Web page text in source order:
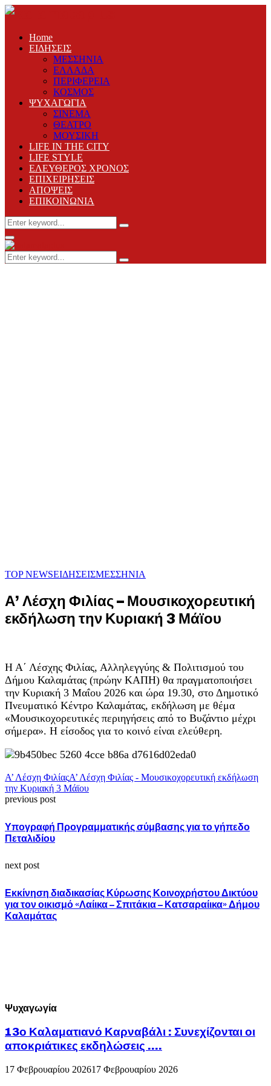
Home
ΕΙΔΗΣΕΙΣ
ΜΕΣΣΗΝΙΑ
ΕΛΛΑΔΑ
ΠΕΡΙΦΕΡΕΙΑ
ΚΟΣΜΟΣ
ΨΥΧΑΓΩΓΙΑ
ΣΙΝΕΜΑ
ΘΕΑΤΡΟ
ΜΟΥΣΙΚΗ
LIFE IN THE CITY
LIFE STYLE
ΕΛΕΥΘΕΡΟΣ ΧΡΟΝΟΣ
ΕΠΙΧΕΙΡΗΣΕΙΣ
ΑΠΟΨΕΙΣ
ΕΠΙΚΟΙΝΩΝΙΑ
Search
for:
Search
Primary
Menu
Search
for:
Search
TOP NEWSΕΙΔΗΣΕΙΣΜΕΣΣΗΝΙΑ
Α’ Λέσχη Φιλίας – Μουσικοχορευτική
εκδήλωση την Κυριακή 3 Μάϊου
Η Α΄ Λέσχης Φιλίας, Αλληλεγγύης & Πολιτισμού του
Δήμου Καλαμάτας (πρώην ΚΑΠΗ) θα πραγματοποιήσει
την Κυριακή 3 Μαΐου 2026 και ώρα 19.30, στο Δημοτικό
Πνευματικό Κέντρο Καλαμάτας, εκδήλωση με θέμα
«Μουσικοχορευτικές περιηγήσεις από το Βυζάντιο μέχρι
σήμερα». Η είσοδος για το κοινό είναι ελεύθερη.
Α’ Λέσχη ΦιλίαςΑ’ Λέσχη Φιλίας - Μουσικοχορευτική εκδήλωση
την Κυριακή 3 Μάϊου
previous post
Υπογραφή Προγραμματικής σύμβασης για το γήπεδο
Πεταλιδίου
next post
Εκκίνηση διαδικασίας Κύρωσης Κοινοχρήστου Δικτύου
για τον οικισμό «Λαίικα – Σπιτάκια – Κατσαραίικα» Δήμου
Καλαμάτας
Ψυχαγωγία
13ο Καλαματιανό Καρναβάλι : Συνεχίζονται οι
αποκριάτικες εκδηλώσεις ….
17 Φεβρουαρίου 202617 Φεβρουαρίου 2026